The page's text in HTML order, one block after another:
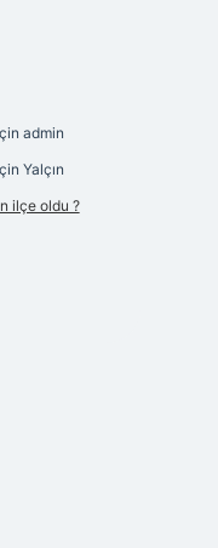
admin
Yalçın
ilçe oldu ?